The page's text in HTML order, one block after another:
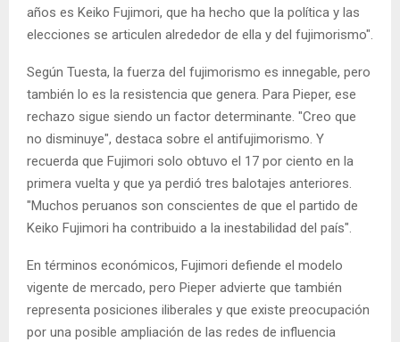
años es Keiko Fujimori, que ha hecho que la política y las
elecciones se articulen alrededor de ella y del fujimorismo".
Según Tuesta, la fuerza del fujimorismo es innegable, pero
también lo es la resistencia que genera. Para Pieper, ese
rechazo sigue siendo un factor determinante. "Creo que
no disminuye", destaca sobre el antifujimorismo. Y
recuerda que Fujimori solo obtuvo el 17 por ciento en la
primera vuelta y que ya perdió tres balotajes anteriores.
"Muchos peruanos son conscientes de que el partido de
Keiko Fujimori ha contribuido a la inestabilidad del país".
En términos económicos, Fujimori defiende el modelo
vigente de mercado, pero Pieper advierte que también
representa posiciones iliberales y que existe preocupación
por una posible ampliación de las redes de influencia